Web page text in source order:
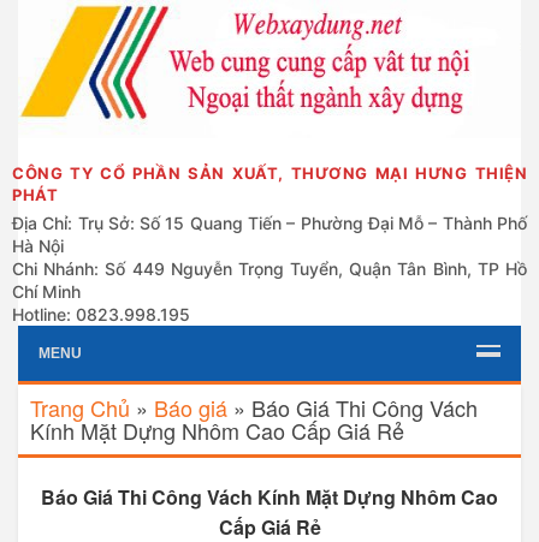
CÔNG TY CỔ PHẦN SẢN XUẤT, THƯƠNG MẠI HƯNG THIỆN
PHÁT
Địa Chỉ: Trụ Sở: Số 15 Quang Tiến – Phường Đại Mỗ – Thành Phố
Hà Nội
Chi Nhánh: Số 449 Nguyễn Trọng Tuyển, Quận Tân Bình, TP Hồ
Chí Minh
Hotline: 0823.998.195
MENU
Trang Chủ » Báo giá » Báo Giá Thi Công Vách
Kính Mặt Dựng Nhôm Cao Cấp Giá Rẻ
Báo Giá Thi Công Vách Kính Mặt Dựng Nhôm Cao
Cấp Giá Rẻ